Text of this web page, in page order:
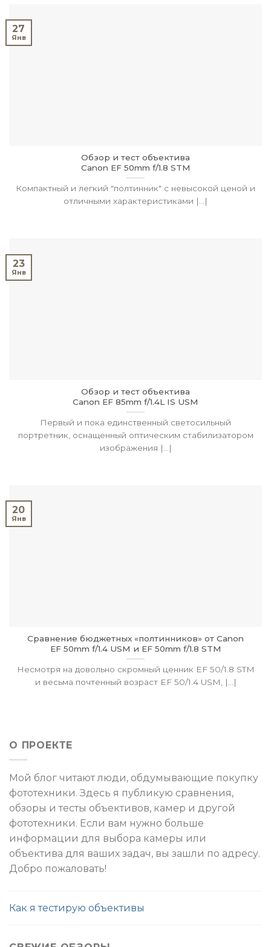
Обзор и тест объектива
Canon EF 50mm f/1.8 STM
Компактный и легкий "полтинник" с невысокой ценой и
отличными характеристиками |...|
27
Янв
Обзор и тест объектива
Canon EF 85mm f/1.4L IS USM
Первый и пока единственный светосильный
портретник, оснащенный оптическим стабилизатором
изображения |...|
23
Янв
Сравнение бюджетных «полтинников» от Canon
EF 50mm f/1.4 USM и EF 50mm f/1.8 STM
Несмотря на довольно скромный ценник EF 50/1.8 STM
и весьма почтенный возраст EF 50/1.4 USM, |...|
20
Янв
О ПРОЕКТЕ
Мой блог читают люди, обдумывающие покупку
фототехники. Здесь я публикую сравнения,
обзоры и тесты объективов, камер и другой
фототехники. Если вам нужно больше
информации для выбора камеры или
объектива для ваших задач, вы зашли по адресу.
Добро пожаловать!
Как я тестирую объективы